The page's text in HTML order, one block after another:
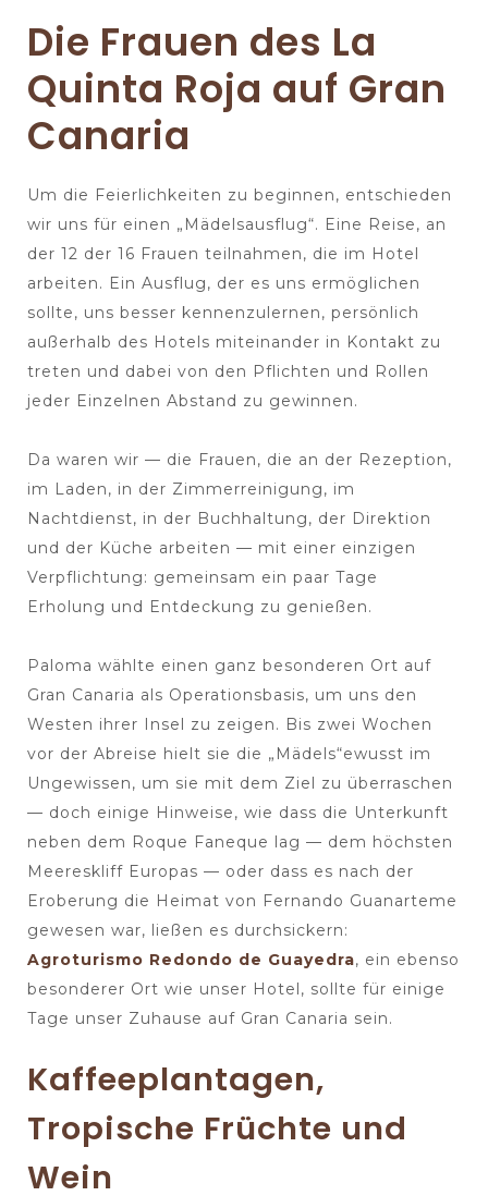
Die Frauen des La
Quinta Roja auf Gran
Canaria
Um die Feierlichkeiten zu beginnen, entschieden
wir uns für einen „Mädelsausflug“. Eine Reise, an
der 12 der 16 Frauen teilnahmen, die im Hotel
arbeiten. Ein Ausflug, der es uns ermöglichen
sollte, uns besser kennenzulernen, persönlich
außerhalb des Hotels miteinander in Kontakt zu
treten und dabei von den Pflichten und Rollen
jeder Einzelnen Abstand zu gewinnen.
Da waren wir — die Frauen, die an der Rezeption,
im Laden, in der Zimmerreinigung, im
Nachtdienst, in der Buchhaltung, der Direktion
und der Küche arbeiten — mit einer einzigen
Verpflichtung: gemeinsam ein paar Tage
Erholung und Entdeckung zu genießen.
Paloma wählte einen ganz besonderen Ort auf
Gran Canaria als Operationsbasis, um uns den
Westen ihrer Insel zu zeigen. Bis zwei Wochen
vor der Abreise hielt sie die „Mädels“ewusst im
Ungewissen, um sie mit dem Ziel zu überraschen
— doch einige Hinweise, wie dass die Unterkunft
neben dem Roque Faneque lag — dem höchsten
Meereskliff Europas — oder dass es nach der
Eroberung die Heimat von Fernando Guanarteme
gewesen war, ließen es durchsickern:
Agroturismo Redondo de Guayedra, ein ebenso
besonderer Ort wie unser Hotel, sollte für einige
Tage unser Zuhause auf Gran Canaria sein.
Kaffeeplantagen,
Tropische Früchte und
Wein